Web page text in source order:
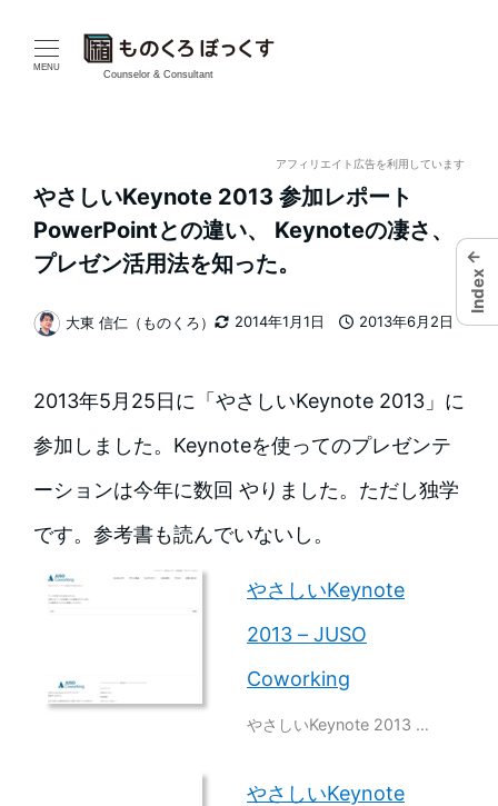
MENU
Counselor & Consultant
アフィリエイト広告を利用しています
やさしいKeynote 2013 参加レポート
PowerPointとの違い、 Keynoteの凄さ、
プレゼン活用法を知った。
2014年1月1日
2013年6月2日
著
大東 信仁（ものくろ）
2013年5月25日に「やさしいKeynote 2013」に
参加しました。Keynoteを使ってのプレゼンテ
ーションは今年に数回 やりました。ただし独学
です。参考書も読んでいないし。
やさしいKeynote
2013 – JUSO
Coworking
やさしいKeynote 2013 …
やさしいKeynote
←
Index